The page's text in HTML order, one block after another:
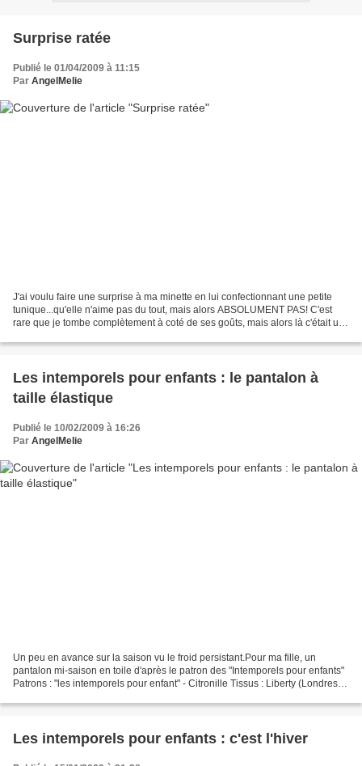
Surprise ratée
Publié le 01/04/2009 à 11:15
Par AngelMelie
J'ai voulu faire une surprise à ma minette en lui confectionnant une petite
tunique...qu'elle n'aime pas du tout, mais alors ABSOLUMENT PAS! C'est
rare que je tombe complètement à coté de ses goûts, mais alors là c'était un
Les intemporels pour enfants : le pantalon à
taille élastique
Publié le 10/02/2009 à 16:26
Par AngelMelie
Un peu en avance sur la saison vu le froid persistant.Pour ma fille, un
pantalon mi-saison en toile d'après le patron des "Intemporels pour enfants"
Patrons : "les intemporels pour enfant" - Citronille Tissus : Liberty (Londres) -
Les intemporels pour enfants : c'est l'hiver